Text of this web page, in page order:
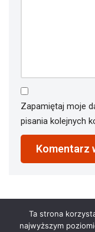
Zapamiętaj moje
pisania kolejnych
Ta strona
najwyższym